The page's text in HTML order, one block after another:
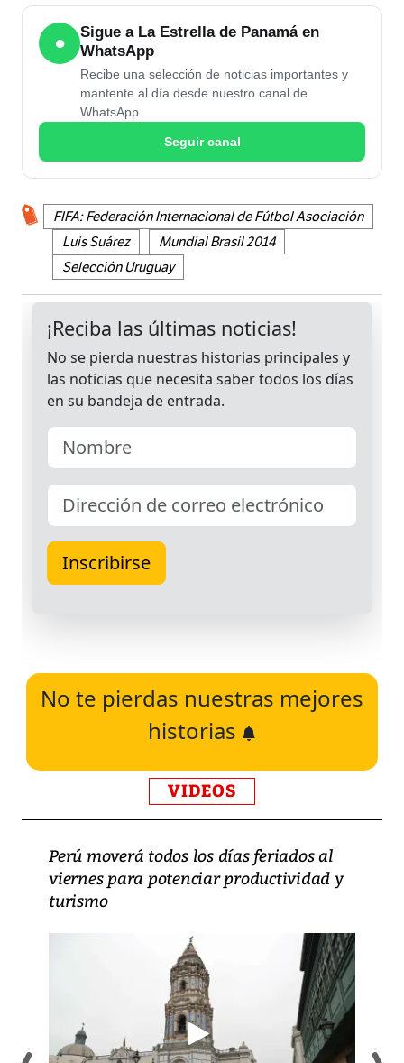
●
Sigue a La Estrella de Panamá en
WhatsApp
Recibe una selección de noticias importantes y
mantente al día desde nuestro canal de
WhatsApp.
Seguir canal
FIFA: Federación Internacional de Fútbol Asociación
Luis Suárez
Mundial Brasil 2014
Selección Uruguay
No te pierdas nuestras mejores
historias
VIDEOS
Perú moverá todos los días feriados al
viernes para potenciar productividad y
turismo